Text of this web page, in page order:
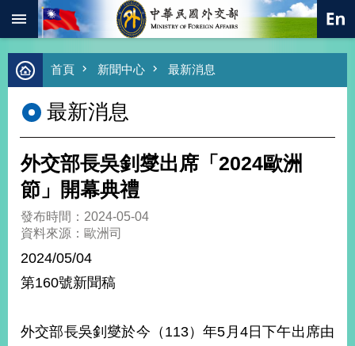
跳到主要內容區塊
進
階
尋
熱
總
合
外
價
外
交
首頁 新聞中心 最新消息
最新消息
外交部長吳釗燮出席「2024歐洲
節」開幕典禮
發布時間：2024-05-04
資料來源：歐洲司
2024/05/04
第160號新聞稿
外交部長吳釗燮於今（113）年5月4日下午出席由